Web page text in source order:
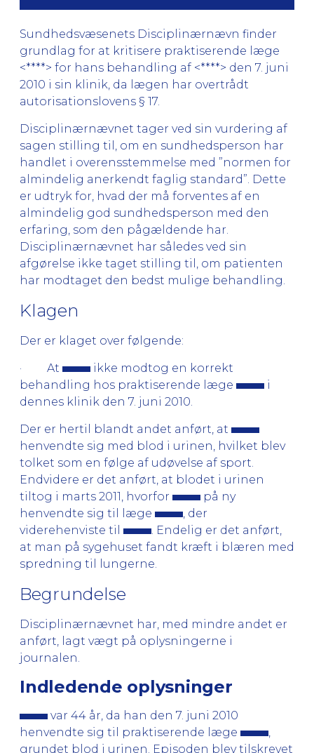
Sundhedsvæsenets Disciplinærnævn finder
grundlag for at kritisere praktiserende læge
<****> for hans behandling af <****> den 7. juni
2010 i sin klinik, da lægen har overtrådt
autorisationslovens § 17.
Disciplinærnævnet tager ved sin vurdering af
sagen stilling til, om en sundhedsperson har
handlet i overensstemmelse med ”normen for
almindelig anerkendt faglig standard”. Dette
er udtryk for, hvad der må forventes af en
almindelig god sundhedsperson med den
erfaring, som den pågældende har.
Disciplinærnævnet har således ved sin
afgørelse ikke taget stilling til, om patienten
har modtaget den bedst mulige behandling.
Klagen
Der er klaget over følgende:
· At
ikke modtog en korrekt
behandling hos praktiserende læge
i
dennes klinik den 7. juni 2010.
Der er hertil blandt andet anført, at
henvendte sig med blod i urinen, hvilket blev
tolket som en følge af udøvelse af sport.
Endvidere er det anført, at blodet i urinen
tiltog i marts 2011, hvorfor
på ny
henvendte sig til læge
, der
viderehenviste til
. Endelig er det anført,
at man på sygehuset fandt kræft i blæren med
spredning til lungerne.
Begrundelse
Disciplinærnævnet har, med mindre andet er
anført, lagt vægt på oplysningerne i
journalen.
Indledende oplysninger
var 44 år, da han den 7. juni 2010
henvendte sig til praktiserende læge
grundet blod i urinen. Episoden blev tilskrevet